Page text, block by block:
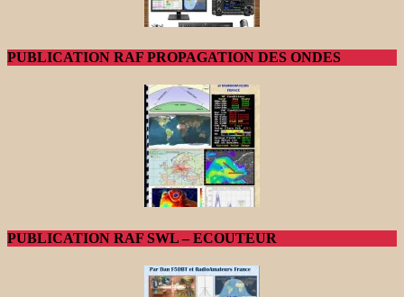
PUBLICATION RAF PROPAGATION DES ONDES
PUBLICATION RAF SWL – ECOUTEUR